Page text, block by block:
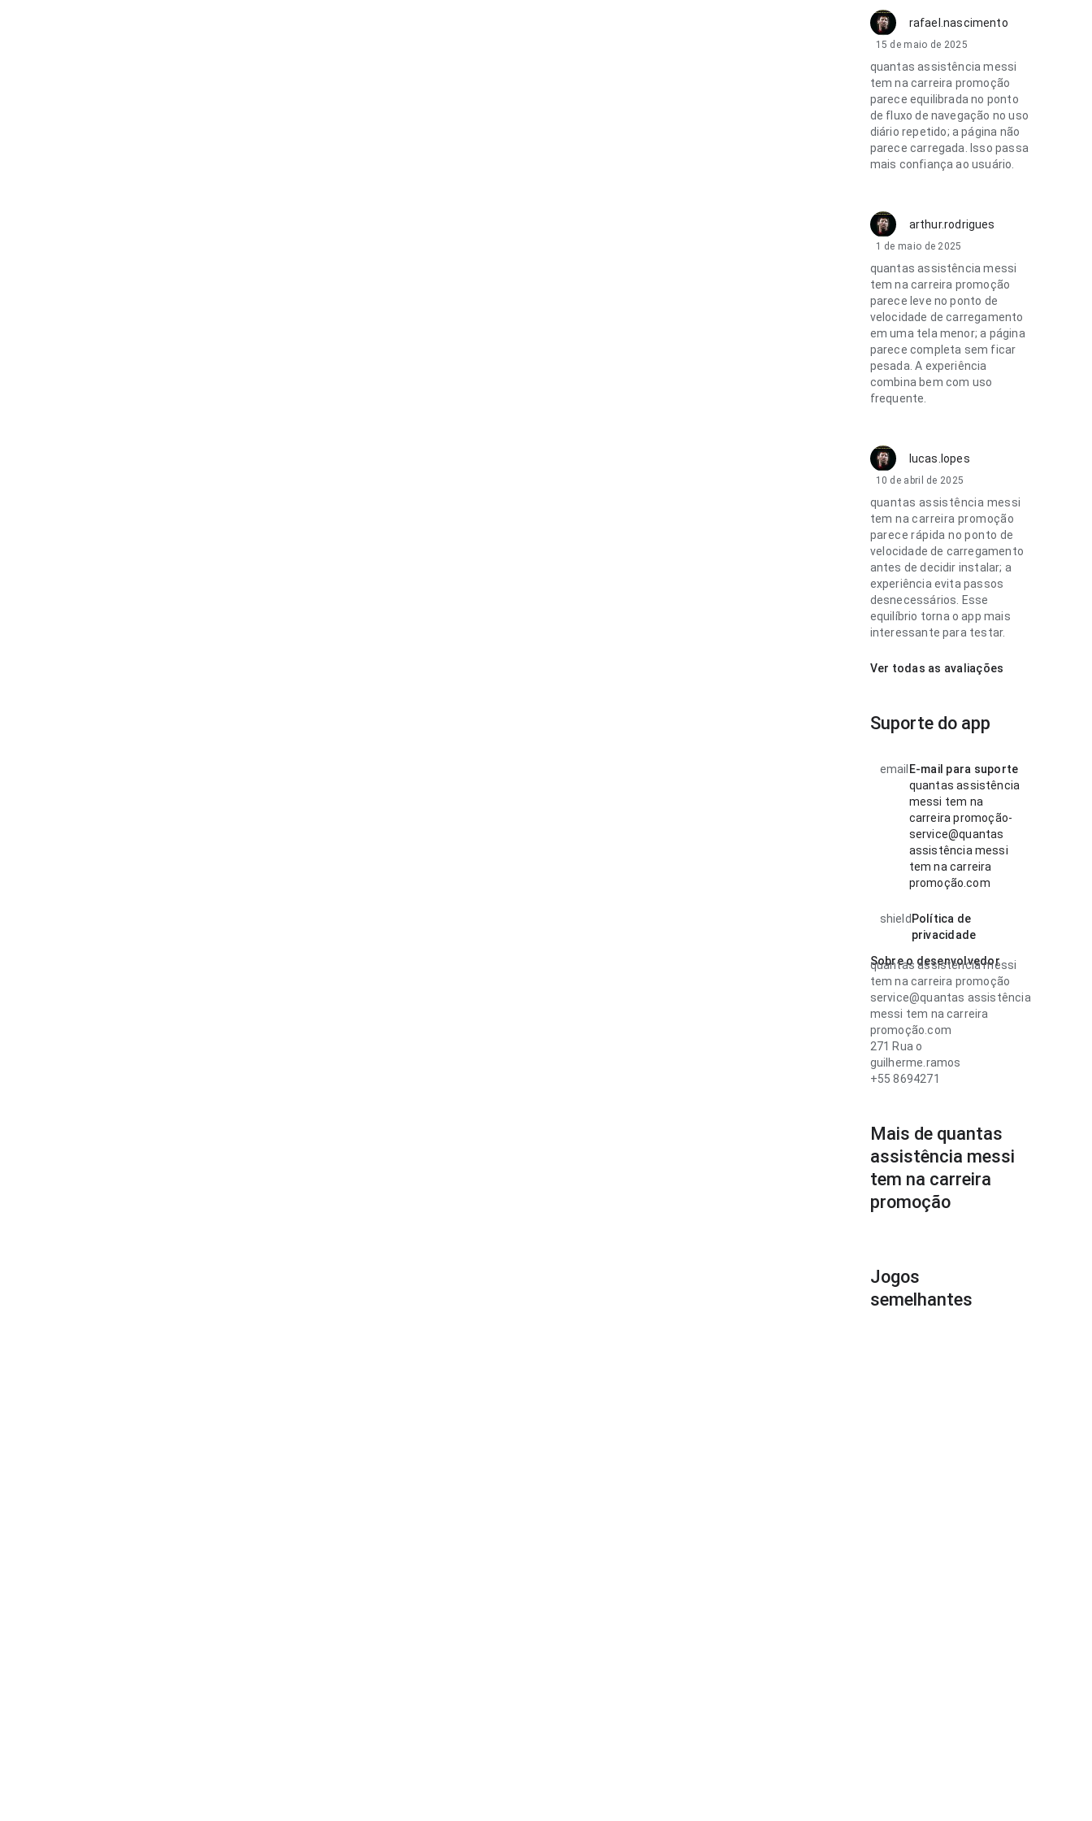
rafael.nascimento
15 de maio de 2025
quantas assistência messi
tem na carreira promoção
parece equilibrada no ponto
de fluxo de navegação no uso
diário repetido; a página não
parece carregada. Isso passa
mais confiança ao usuário.
arthur.rodrigues
1 de maio de 2025
quantas assistência messi
tem na carreira promoção
parece leve no ponto de
velocidade de carregamento
em uma tela menor; a página
parece completa sem ficar
pesada. A experiência
combina bem com uso
frequente.
lucas.lopes
10 de abril de 2025
quantas assistência messi
tem na carreira promoção
parece rápida no ponto de
velocidade de carregamento
antes de decidir instalar; a
experiência evita passos
desnecessários. Esse
equilíbrio torna o app mais
interessante para testar.
Ver todas as avaliações
Suporte do app
email E-mail para suporte
quantas assistência
messi tem na
carreira promoção-
service@quantas
assistência messi
tem na carreira
promoção.com
shield Política de
privacidade
Sobre o desenvolvedor
quantas assistência messi
tem na carreira promoção
service@quantas assistência
messi tem na carreira
promoção.com
271 Rua o
guilherme.ramos
+55 8694271
Mais de quantas
assistência messi
tem na carreira
promoção
Jogos
semelhantes